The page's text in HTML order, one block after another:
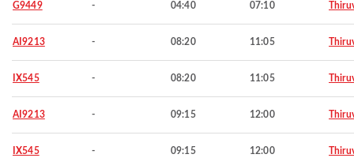
G9449 - 04:40 07:10
AI9213 - 08:20 11:05
IX545 - 08:20 11:05
AI9213 - 09:15 12:00
IX545 - 09:15 12:00